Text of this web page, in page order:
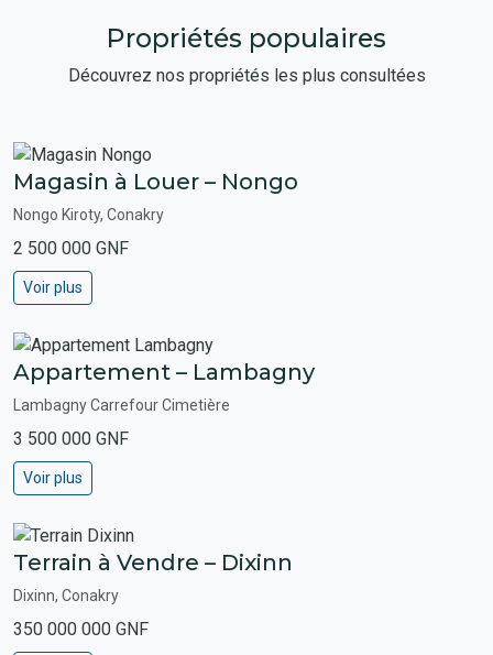
Propriétés populaires
Découvrez nos propriétés les plus consultées
Magasin à Louer – Nongo
Nongo Kiroty, Conakry
2 500 000 GNF
Voir plus
Appartement – Lambagny
Lambagny Carrefour Cimetière
3 500 000 GNF
Voir plus
Terrain à Vendre – Dixinn
Dixinn, Conakry
350 000 000 GNF